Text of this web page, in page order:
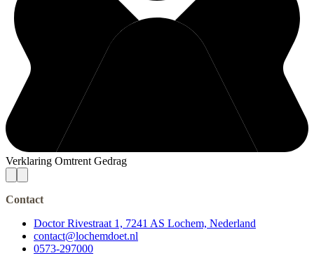
Verklaring Omtrent Gedrag
Contact
Doctor Rivestraat 1, 7241 AS Lochem, Nederland
contact@lochemdoet.nl
0573-297000